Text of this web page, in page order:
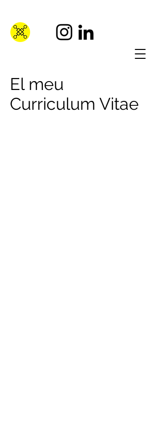
El meu
Curriculum Vitae